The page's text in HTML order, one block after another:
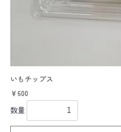
いもチップス
￥600
数量